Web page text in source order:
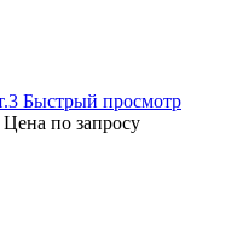
Быстрый просмотр
Цена по запросу